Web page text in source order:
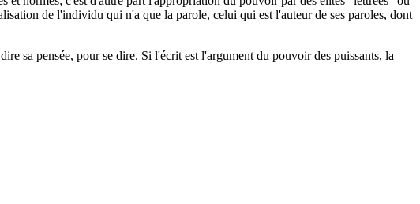
de l'individu qui n'a que la parole, celui qui est l'auteur de ses paroles, dont
sa pensée, pour se dire. Si l'écrit est l'argument du pouvoir des puissants, la